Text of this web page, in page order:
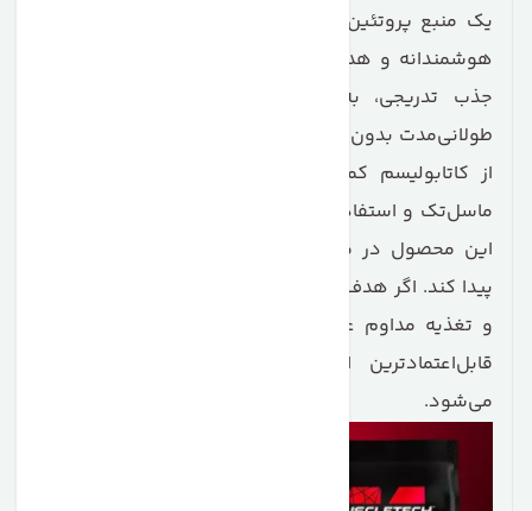
یک منبع پروتئین دیرجذب و باکیفیت هستند، انتخابی
هوشمندانه و هدفمند محسوب می‌شود. این مکمل با
جذب تدریجی، به‌ویژه در ساعات شب و دوره‌های
طولانی‌مدت بدون غذا، به حفظ توده عضلانی و جلوگیری
از کاتابولیسم کمک می‌کند. کیفیت فرمولاسیون برند
ماسل‌تک و استفاده از منابع پروتئینی خالص باعث شده
این محصول در میان بدنسازان حرفه‌ای جایگاه ویژه‌ای
پیدا کند. اگر هدف شما ریکاوری بهتر، ساخت عضله پایدار
و تغذیه مداوم عضلات است، کازئین ماسل‌تک یکی از
قابل‌اعتمادترین انتخاب‌ها در بازار جهانی محسوب
می‌شود.